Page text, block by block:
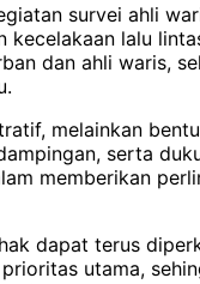
survei ahli
lalu
dan ahli waris,
melainkan
serta
memberikan
dapat terus
utama,